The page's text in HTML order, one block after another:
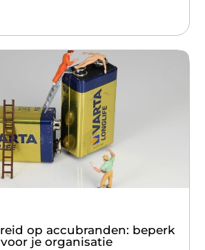
op accubranden: beperk
je organisatie